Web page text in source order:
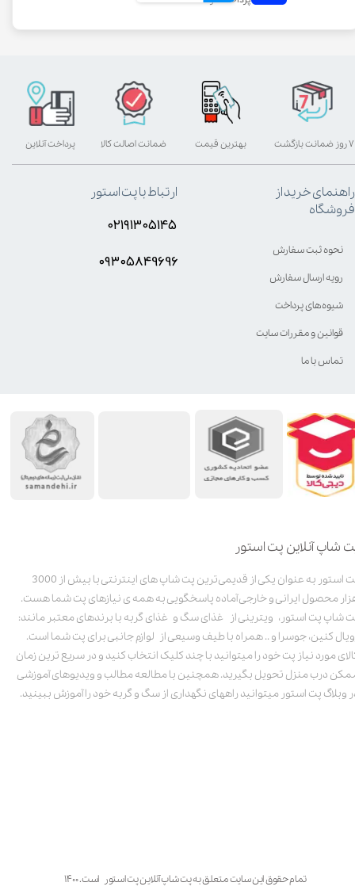
شاپ آنلاین پت استور
پت استور به عنوان یکی از قدیمی‌ترین پت شاپ های اینترنتی با بیش از 3000
محصول ایرانی و خارجی آماده پاسخگویی به همه ی نیازهای پت شما هست.
شاپ پت استور، ویترینی از غذای سگ و غذای گربه با برندهای معتبر مانند:
کنین، جوسرا و .. همراه با طیف وسیعی از لوازم جانبی برای پت شما است.
مورد نیاز پت خود را میتوانید با چند کلیک انتخاب کنید و در سریع ترین زمان
درب منزل تحویل بگیرید. همچنین با مطالعه مطالب و ویدیوهای آموزشی
وبلاگ پت استور میتوانید راههای نگهداری از سگ و گربه خود را آموزش ببینید.
تمام حقوق این سایت متعلق به پت شاپ آنلاین پت استور است. ۱۴۰۰
بهترین قیمت پرداخت آنلاین ۷ روز ضمانت بازگشت ضمانت اصالت کالا
راهنمای خرید از
فروشگاه
نحوه ثبت سفارش
رویه ارسال سفارش
شیوه‌های پرداخت
قوانین و مقررات سایت
تماس با ما
ارتباط با پت استور
۰۲۱۹۱۳۰۵۱۴۵
۰۹۳۰۵8۴9696